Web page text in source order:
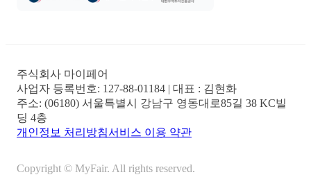
주식회사 마이페어
사업자 등록번호: 127-88-01184 | 대표 : 김현화
주소: (06180) 서울특별시 강남구 영동대로85길 38 KC빌
딩 4층
개인정보 처리방침서비스 이용 약관
Copyright © MyFair. All rights reserved.